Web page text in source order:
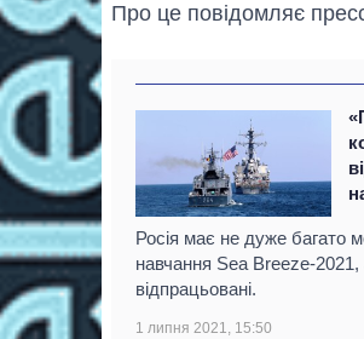
Про це повідомляє
Росія має не дуже багато
навчання Sea Breeze-
відпрацьовані.
1 липня 2021, 15:50